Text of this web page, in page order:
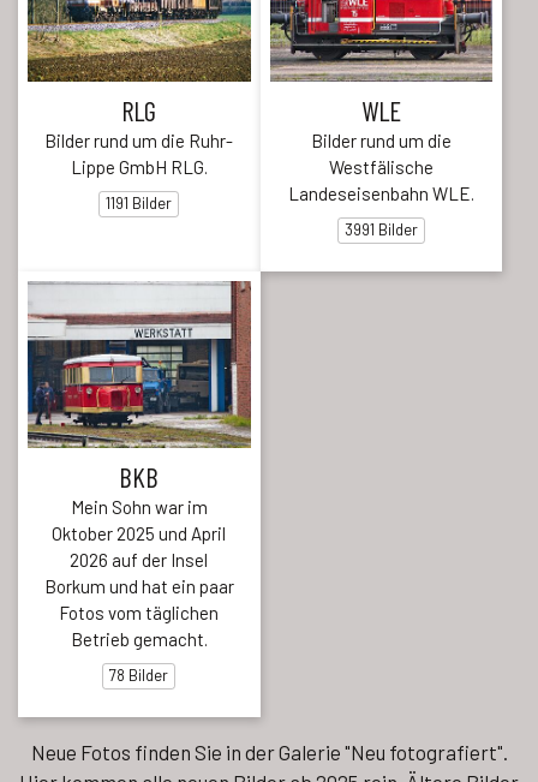
RLG
Bilder rund um die Ruhr-
Lippe GmbH RLG.
1191 Bilder
WLE
Bilder rund um die
Westfälische
Landeseisenbahn WLE.
3991 Bilder
BKB
Mein Sohn war im
Oktober 2025 und April
2026 auf der Insel
Borkum und hat ein paar
Fotos vom täglichen
Betrieb gemacht.
78 Bilder
Neue Fotos finden Sie in der Galerie "Neu fotografiert".